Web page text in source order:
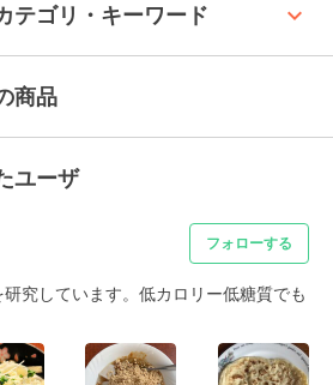
テゴリ・キーワード keyboard_arrow_up
商品
ユーザ
フォローする
究しています。低カロリー低糖質でも